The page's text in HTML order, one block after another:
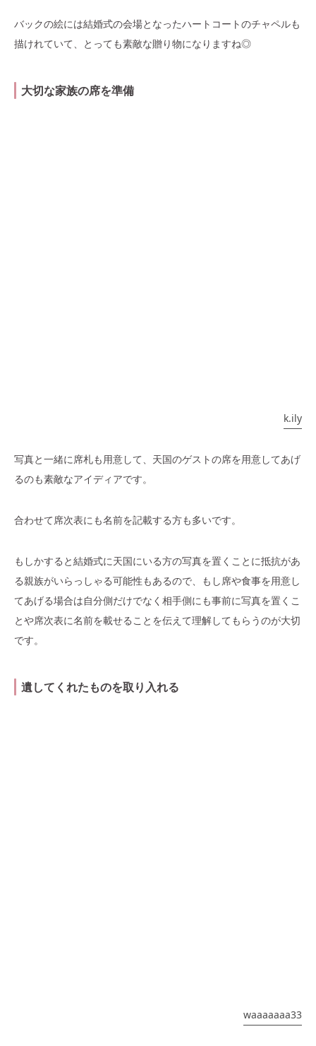
バックの絵には結婚式の会場となったハートコートのチャペルも
描けれていて、とっても素敵な贈り物になりますね◎
大切な家族の席を準備
k.ily
写真と一緒に席札も用意して、天国のゲストの席を用意してあげ
るのも素敵なアイディアです。
合わせて席次表にも名前を記載する方も多いです。
もしかすると結婚式に天国にいる方の写真を置くことに抵抗があ
る親族がいらっしゃる可能性もあるので、もし席や食事を用意し
てあげる場合は自分側だけでなく 相手側にも事前に写真を置くこ
とや席次表に名前を載せることを伝えて理解してもらうのが大切
です。
遺してくれたものを取り入れる
waaaaaaa33